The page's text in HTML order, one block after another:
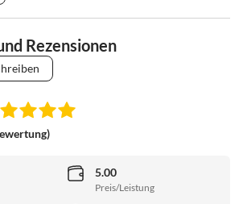
Rezensionen
5.00
Preis/Leistung